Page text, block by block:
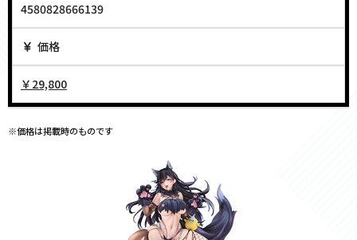
4580828666139
価格
￥29,800
※価格は掲載時のものです